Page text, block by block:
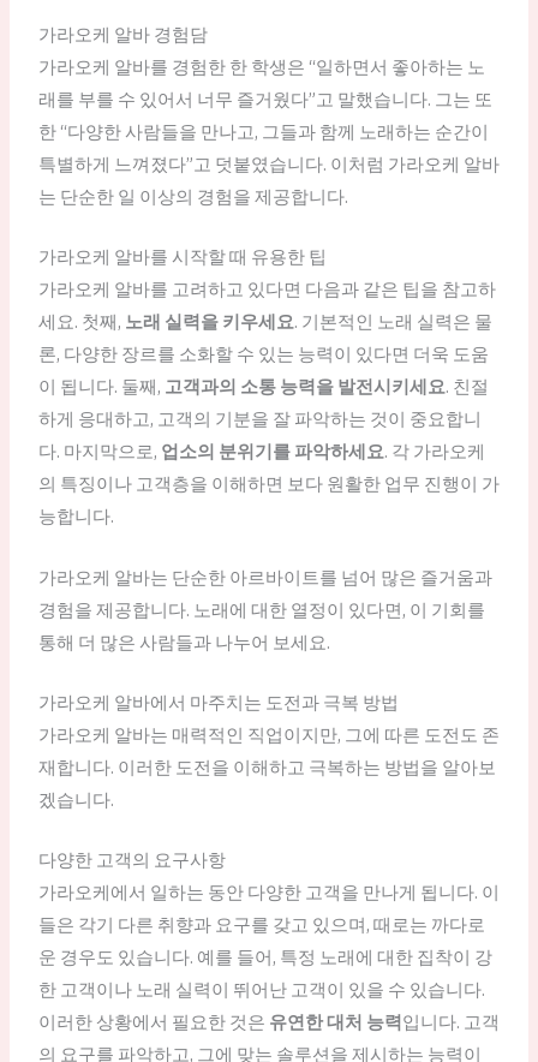
가라오케 알바 경험담
가라오케 알바를 경험한 한 학생은 “일하면서 좋아하는 노
래를 부를 수 있어서 너무 즐거웠다”고 말했습니다. 그는 또
한 “다양한 사람들을 만나고, 그들과 함께 노래하는 순간이
특별하게 느껴졌다”고 덧붙였습니다. 이처럼 가라오케 알바
는 단순한 일 이상의 경험을 제공합니다.
가라오케 알바를 시작할 때 유용한 팁
가라오케 알바를 고려하고 있다면 다음과 같은 팁을 참고하
세요. 첫째, 노래 실력을 키우세요. 기본적인 노래 실력은 물
론, 다양한 장르를 소화할 수 있는 능력이 있다면 더욱 도움
이 됩니다. 둘째, 고객과의 소통 능력을 발전시키세요. 친절
하게 응대하고, 고객의 기분을 잘 파악하는 것이 중요합니
다. 마지막으로, 업소의 분위기를 파악하세요. 각 가라오케
의 특징이나 고객층을 이해하면 보다 원활한 업무 진행이 가
능합니다.
가라오케 알바는 단순한 아르바이트를 넘어 많은 즐거움과
경험을 제공합니다. 노래에 대한 열정이 있다면, 이 기회를
통해 더 많은 사람들과 나누어 보세요.
가라오케 알바에서 마주치는 도전과 극복 방법
가라오케 알바는 매력적인 직업이지만, 그에 따른 도전도 존
재합니다. 이러한 도전을 이해하고 극복하는 방법을 알아보
겠습니다.
다양한 고객의 요구사항
가라오케에서 일하는 동안 다양한 고객을 만나게 됩니다. 이
들은 각기 다른 취향과 요구를 갖고 있으며, 때로는 까다로
운 경우도 있습니다. 예를 들어, 특정 노래에 대한 집착이 강
한 고객이나 노래 실력이 뛰어난 고객이 있을 수 있습니다.
이러한 상황에서 필요한 것은 유연한 대처 능력 입니다. 고객
의 요구를 파악하고, 그에 맞는 솔루션을 제시하는 능력이